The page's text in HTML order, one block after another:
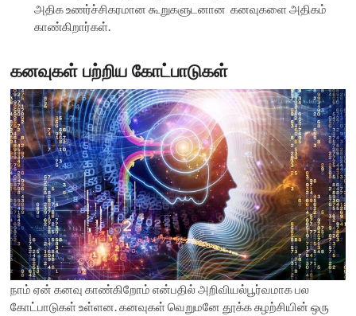
அதிக உணர்ச்சிகரமான கூறுகளுடனான கனவுகளை அதிகம்
காண்கிறார்கள்.
கனவுகள் பற்றிய கோட்பாடுகள்
நாம் ஏன் கனவு காண்கிறோம் என்பதில் அறிவியல்பூர்வமாக பல
கோட்பாடுகள் உள்ளன. கனவுகள் வெறுமனே தூக்க சுழற்சியின் ஒரு